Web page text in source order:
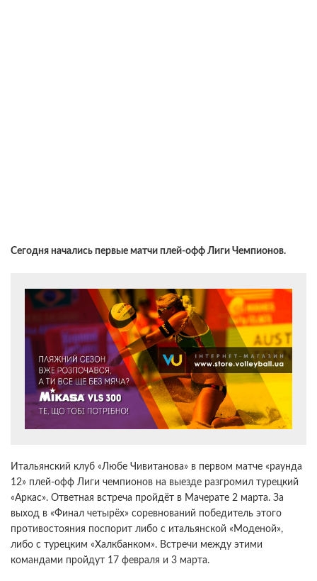
Сегодня начались первые матчи плей-офф Лиги Чемпионов.
Итальянский клуб «Любе Чивитанова» в первом матче «раунда
12» плей-офф Лиги чемпионов на выезде разгромил турецкий
«Аркас». Ответная встреча пройдёт в Мачерате 2 марта. За
выход в «Финал четырёх» соревнований победитель этого
противостояния поспорит либо с итальянской «Моденой»,
либо с турецким «Халкбанком». Встречи между этими
командами пройдут 17 февраля и 3 марта.